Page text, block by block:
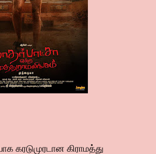
கரடுமுரடான கிராமத்து